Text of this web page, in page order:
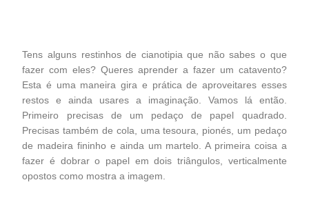
Tens alguns restinhos de cianotipia que não sabes o que
fazer com eles? Queres aprender a fazer um catavento?
Esta é uma maneira gira e prática de aproveitares esses
restos e ainda usares a imaginação. Vamos lá então.
Primeiro precisas de um pedaço de papel quadrado.
Precisas também de cola, uma tesoura, pionés, um pedaço
de madeira fininho e ainda um martelo. A primeira coisa a
fazer é dobrar o papel em dois triângulos, verticalmente
opostos como mostra a imagem.